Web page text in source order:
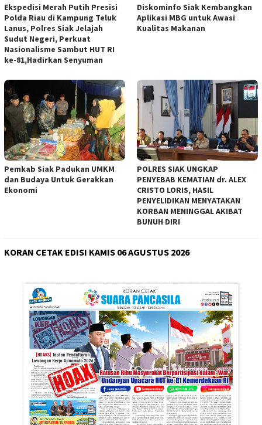
Ekspedisi Merah Putih Presisi
Polda Riau di Kampung Teluk
Lanus, Polres Siak Jelajah
Sudut Negeri, Perkuat
Nasionalisme Sambut HUT RI
ke-81,Hadirkan Senyuman
Diskominfo Siak Kembangkan
Aplikasi MBG untuk Awasi
Kualitas Makanan
Pemkab Siak Padukan UMKM
dan Budaya Untuk Gerakkan
Ekonomi
POLRES SIAK UNGKAP
PENYEBAB KEMATIAN dr. ALEX
CRISTO LORIS, HASIL
PENYELIDIKAN MENYATAKAN
KORBAN MENINGGAL AKIBAT
BUNUH DIRI
KORAN CETAK EDISI KAMIS 06 AGUSTUS 2026